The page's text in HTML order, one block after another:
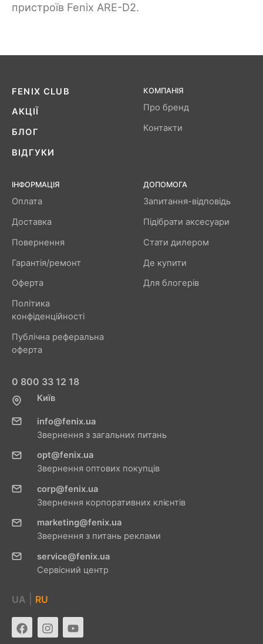
пристроїв Fenix ARE-D2.
FENIX ​​CLUB
АКЦІЇ
БЛОГ
ВІДГУКИ
КОМПАНІЯ
Про бренд
Контакти
ІНФОРМАЦІЯ
Оплата
Доставка
Повернення
Гарантія/ремонт
Оферта
Політика
конфіденційності
Публічна реферальна
оферта
ДОПОМОГА
Запитання-відповідь
Підібрати аксесуари
Стати дилером
Де купити
Для блогерів
0 800 33 12 18
Київ
info@fenix.ua
Звернення з загальних питань
opt@fenix.ua
Звернення оптових покупців
corp@fenix.ua
Звернення корпоративних клієнтів
marketing@fenix.ua
Звернення з питань реклами
service@fenix.ua
Сервісний центр
UA RU